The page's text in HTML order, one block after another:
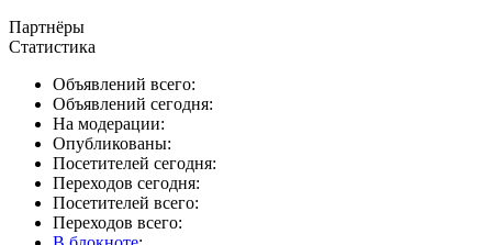
Партнёры
Статистика
Объявлений всего:
Объявлений сегодня:
На модерации:
Опубликованы:
Посетителей сегодня:
Переходов сегодня:
Посетителей всего:
Переходов всего: